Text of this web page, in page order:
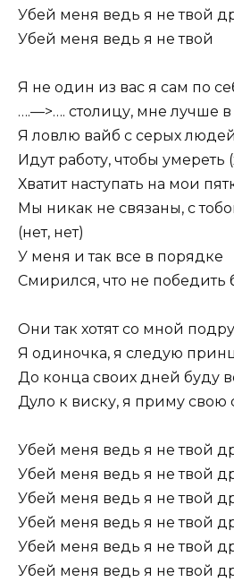
Убей меня ведь я не твой
Убей меня ведь я не твой
Я не один из вас я сам по
….—>…. столицу, мне лучше в
Я ловлю вайб с серых людей
Идут работу, чтобы умереть
Хватит наступать на мои
Мы никак не связаны, с
(нет, нет)
У меня и так все в порядке
Смирился, что не победить
Они так хотят со мной
Я одиночка, я следую
До конца своих дней буду
Дуло к виску, я приму свою
Убей меня ведь я не твой
Убей меня ведь я не твой
Убей меня ведь я не твой
Убей меня ведь я не твой
Убей меня ведь я не твой
Убей меня ведь я не твой